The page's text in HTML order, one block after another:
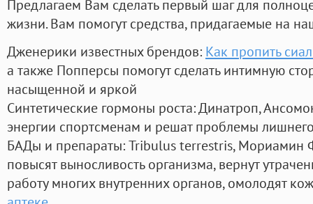
Предлагаем Вам сделать первый шаг для
жизни. Вам помогут средства, придагаемые на
Дженерики известных брендов: Как пропить
а также Попперсы помогут сделать интимную
насыщенной и яркой
Синтетические гормоны роста: Динатроп,
энергии спортсменам и решат проблемы
БАДы и препараты:Tribulus terrestris, Мориамин
повысят выносливость организма, вернут
работу многих внутренних органов, омолодят